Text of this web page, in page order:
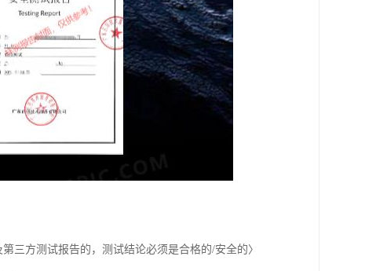
三方测试报告的，测试结论必须是合格的/安全的〉